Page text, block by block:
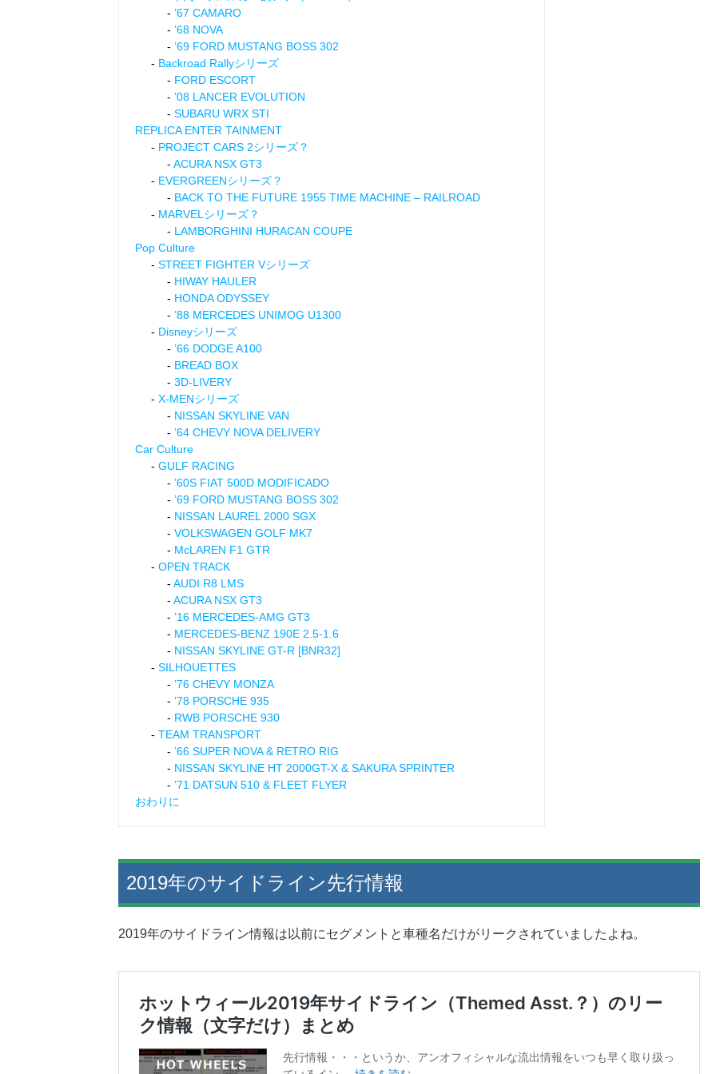
’67 CAMARO
’68 NOVA
’69 FORD MUSTANG BOSS 302
Backroad Rallyシリーズ
FORD ESCORT
’08 LANCER EVOLUTION
SUBARU WRX STI
REPLICA ENTER TAINMENT
PROJECT CARS 2シリーズ？
ACURA NSX GT3
EVERGREENシリーズ？
BACK TO THE FUTURE 1955 TIME MACHINE – RAILROAD
MARVELシリーズ？
LAMBORGHINI HURACAN COUPE
Pop Culture
STREET FIGHTER Vシリーズ
HIWAY HAULER
HONDA ODYSSEY
’88 MERCEDES UNIMOG U1300
Disneyシリーズ
’66 DODGE A100
BREAD BOX
3D-LIVERY
X-MENシリーズ
NISSAN SKYLINE VAN
’64 CHEVY NOVA DELIVERY
Car Culture
GULF RACING
’60S FIAT 500D MODIFICADO
’69 FORD MUSTANG BOSS 302
NISSAN LAUREL 2000 SGX
VOLKSWAGEN GOLF MK7
McLAREN F1 GTR
OPEN TRACK
AUDI R8 LMS
ACURA NSX GT3
’16 MERCEDES-AMG GT3
MERCEDES-BENZ 190E 2.5-1.6
NISSAN SKYLINE GT-R [BNR32]
SILHOUETTES
’76 CHEVY MONZA
’78 PORSCHE 935
RWB PORSCHE 930
TEAM TRANSPORT
’66 SUPER NOVA & RETRO RIG
NISSAN SKYLINE HT 2000GT-X & SAKURA SPRINTER
’71 DATSUN 510 & FLEET FLYER
おわりに
2019年のサイドライン先行情報
2019年のサイドライン情報は以前にセグメントと車種名だけがリークされていましたよね。